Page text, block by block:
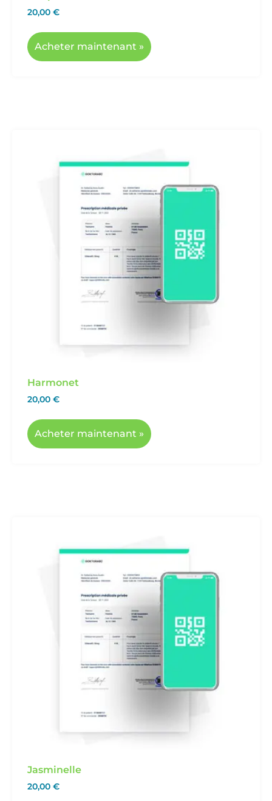
20,00 €
Acheter maintenant »
Harmonet
20,00 €
Acheter maintenant »
Jasminelle
20,00 €